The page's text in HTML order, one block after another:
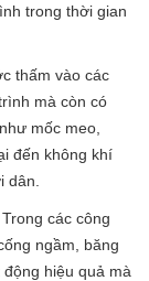
trong thời gian
thấm vào các
mà còn có
mốc meo,
đến không khí
dân.
các công
ngầm, băng
hiệu quả mà